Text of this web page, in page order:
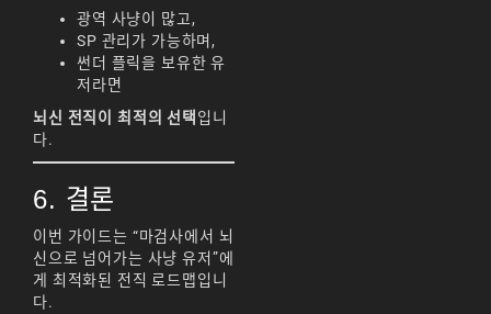
광역 사냥이 많고,
SP 관리가 가능하며,
썬더 플릭을 보유한 유
저라면
뇌신 전직이 최적의 선택 입니
다.
6. 결론
이번 가이드는 “마검사에서 뇌
신으로 넘어가는 사냥 유저”에
게 최적화된 전직 로드맵입니
다.